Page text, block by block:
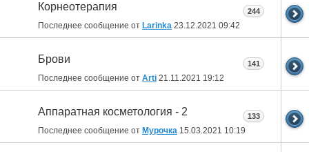
Корнеотерапия
Последнее сообщение от Larinka 23.12.2021 09:42
244
Брови
Последнее сообщение от Arti 21.11.2021 19:12
141
Аппаратная косметология - 2
Последнее сообщение от Мурочка 15.03.2021 10:19
133